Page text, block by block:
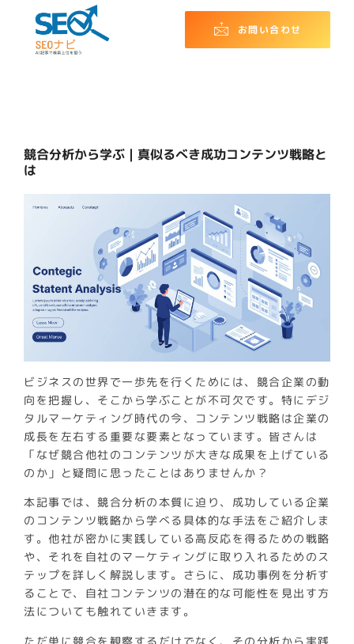
お問い合わせ
競合分析から学ぶ｜真似るべき成功コンテンツ戦略と
は
ビジネスの世界で一歩先を行くためには、競合企業の動
向を把握し、そこから学ぶことが不可欠です。特にデジ
タルマーケティング時代の今、コンテンツ戦略は企業の
成長を左右する重要な要素となっています。皆さんは
「なぜ競合他社のコンテンツが大きな成果を上げている
のか」と疑問に思ったことはありませんか？
本記事では、競合分析の本質に迫り、成功している企業
のコンテンツ戦略から学べる具体的な手法をご紹介しま
す。他社が密かに実践している高反応を得るための戦略
や、それを自社のマーケティングに取り入れるためのス
テップを詳しく解説します。さらに、成功事例を分析す
ることで、自社コンテンツの潜在的な可能性を見出す方
法についても触れていきます。